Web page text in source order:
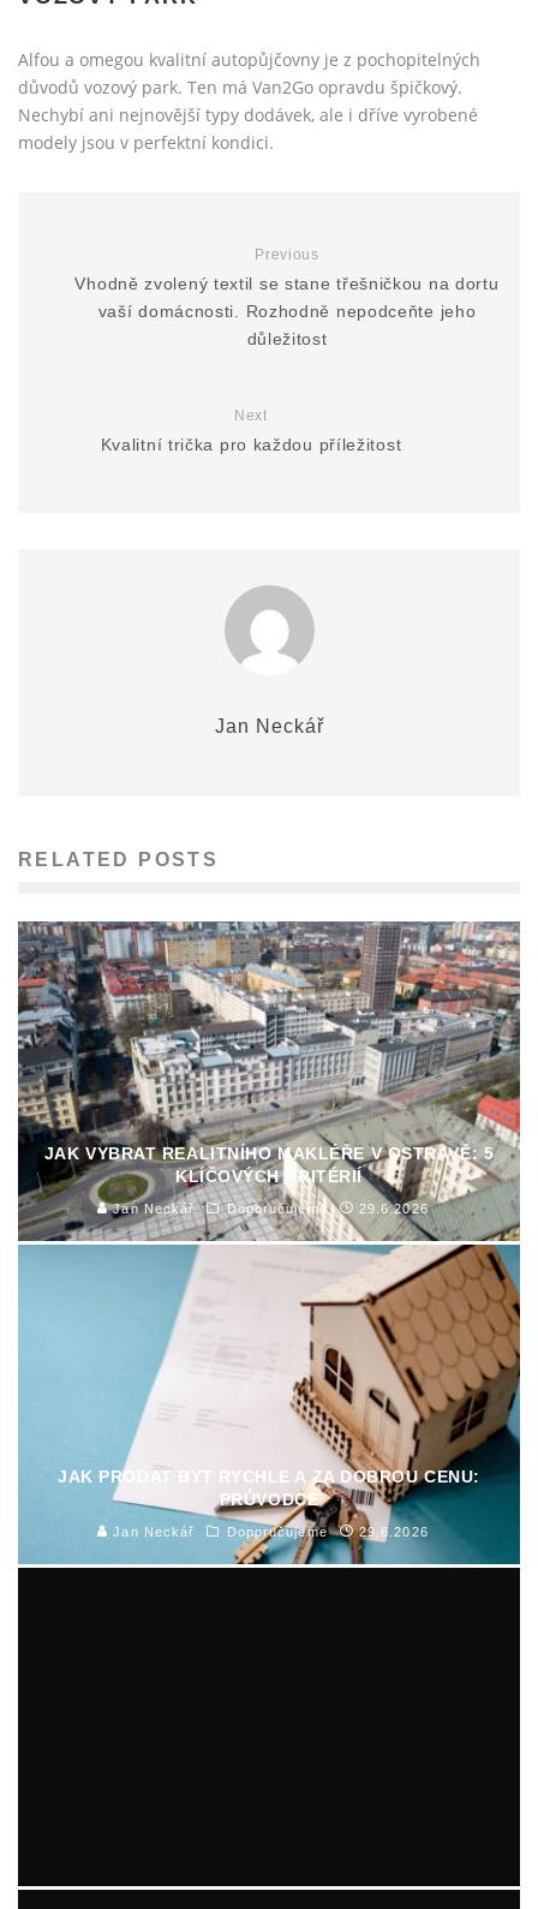
Alfou a omegou kvalitní autopůjčovny je z pochopitelných
důvodů vozový park. Ten má Van2Go opravdu špičkový.
Nechybí ani nejnovější typy dodávek, ale i dříve vyrobené
modely jsou v perfektní kondici.
Previous
Vhodně zvolený textil se stane třešničkou na dortu
vaší domácnosti. Rozhodně nepodceňte jeho
důležitost
Next
Kvalitní trička pro každou příležitost
Jan Neckář
RELATED POSTS
JAK VYBRAT REALITNÍHO MAKLÉŘE V OSTRAVĚ: 5
KLÍČOVÝCH KRITÉRIÍ
Jan Neckář Doporučujeme 29.6.2026
JAK PRODAT BYT RYCHLE A ZA DOBROU CENU:
PRŮVODCE
Jan Neckář Doporučujeme 29.6.2026